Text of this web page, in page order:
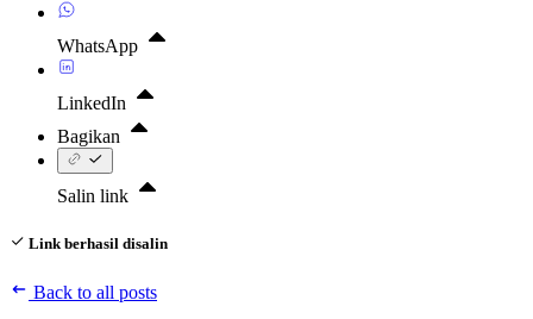
WhatsApp
LinkedIn
Bagikan
Salin link
Link berhasil disalin
Back to all posts